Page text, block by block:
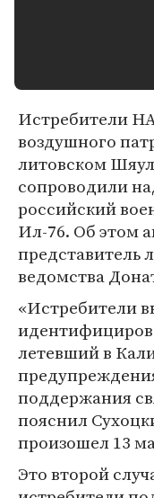
Истребители
воздушного
литовском
сопроводили
российский
Ил-76. Об этом
представитель
ведомства
«Истребители
летевший в
поддержания
пояснил
произошел 13
Это второй